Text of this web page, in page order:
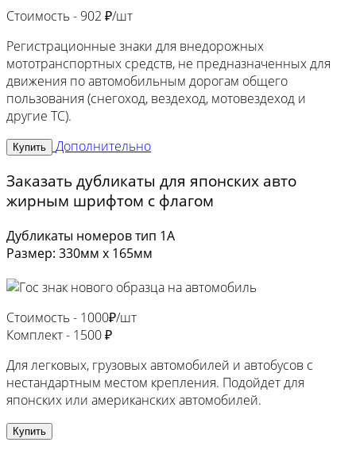
Стоимость - 902 ₽/шт
Регистрационные знаки для внедорожных
мототранспортных средств, не предназначенных для
движения по автомобильным дорогам общего
пользования (снегоход, вездеход, мотовездеход и
другие ТС).
Купить Дополнительно
Заказать дубликаты для японских авто
жирным шрифтом с флагом
Дубликаты номеров тип 1А
Размер: 330мм х 165мм
Стоимость - 1000₽/шт
Комплект - 1500 ₽
Для легковых, грузовых автомобилей и автобусов с
нестандартным местом крепления. Подойдет для
японских или американских автомобилей.
Купить